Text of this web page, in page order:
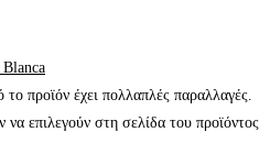
το προϊόν έχει πολλαπλές παραλλαγές.
να επιλεγούν στη σελίδα του προϊόντος